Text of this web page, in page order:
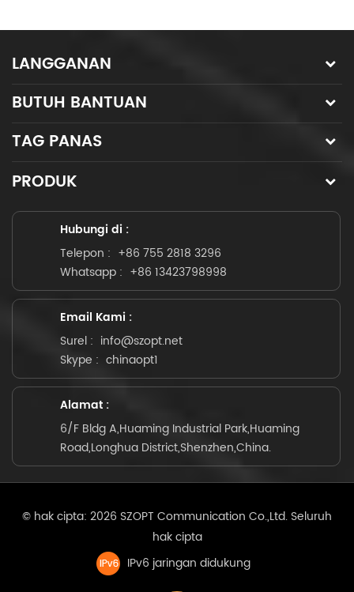
LANGGANAN
BUTUH BANTUAN
TAG PANAS
PRODUK
Hubungi di :
Telepon : +86 755 2818 3296
Whatsapp : +86 13423798998
Email Kami :
Surel : info@szopt.net
Skype : chinaopt1
Alamat :
6/F Bldg A,Huaming Industrial Park,Huaming
Road,Longhua District,Shenzhen,China.
© hak cipta: 2026 SZOPT Communication Co.,Ltd. Seluruh
hak cipta
IPv6 jaringan didukung